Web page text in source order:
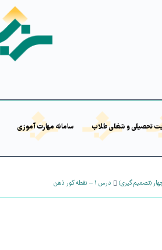
تحصیلی و شغلی طلاب سامانه مهارت آموزی
(تصمیم گیری) درس ۱ – نقطه کور ذهن